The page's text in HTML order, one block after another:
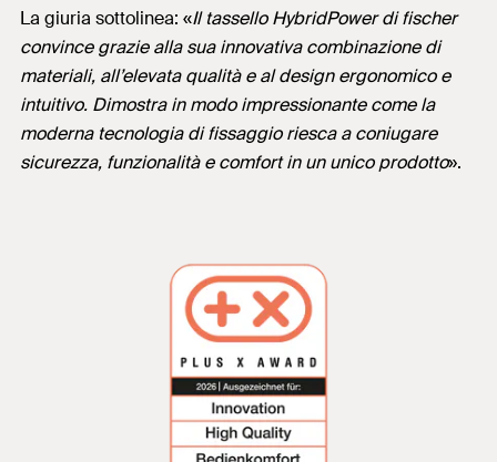
La giuria sottolinea: «Il tassello HybridPower di fischer
convince grazie alla sua innovativa combinazione di
materiali, all’elevata qualità e al design ergonomico e
intuitivo. Dimostra in modo impressionante come la
moderna tecnologia di fissaggio riesca a coniugare
sicurezza, funzionalità e comfort in un unico prodotto».